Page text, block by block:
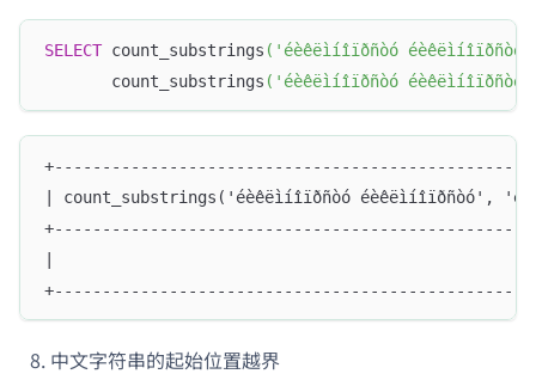
SELECT count_substrings ( 'éèêëìíîïðñòó éèêëìíîïðñòó'
       count_substrings
( 'éèêëìíîïðñòó éèêëìíîïðñòó'
| count_substrings('éèêëìíîïðñòó
中文字符串的起始位置越界